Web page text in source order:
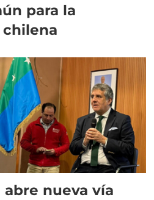
para la
nueva vía